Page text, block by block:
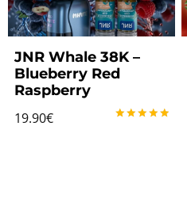
JNR Whale 38K –
Blueberry Red
Raspberry
19.90€